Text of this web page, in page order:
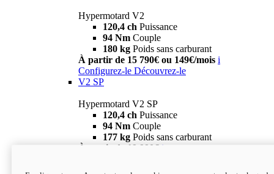
Hypermotard V2
120,4 ch Puissance
94 Nm Couple
180 kg Poids sans carburant
À partir de 15 790€ ou 149€/mois i
Configurez-le Découvrez-le
V2 SP
Hypermotard V2 SP
120,4 ch Puissance
94 Nm Couple
177 kg Poids sans carburant
À partir de 19 990€ i
new
V2 SP 100